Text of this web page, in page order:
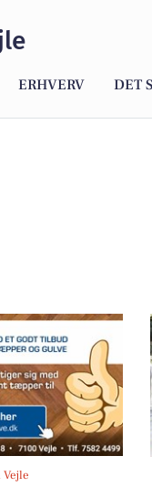
ERHVERV DET
HAVE SERVICE V/MORTEN